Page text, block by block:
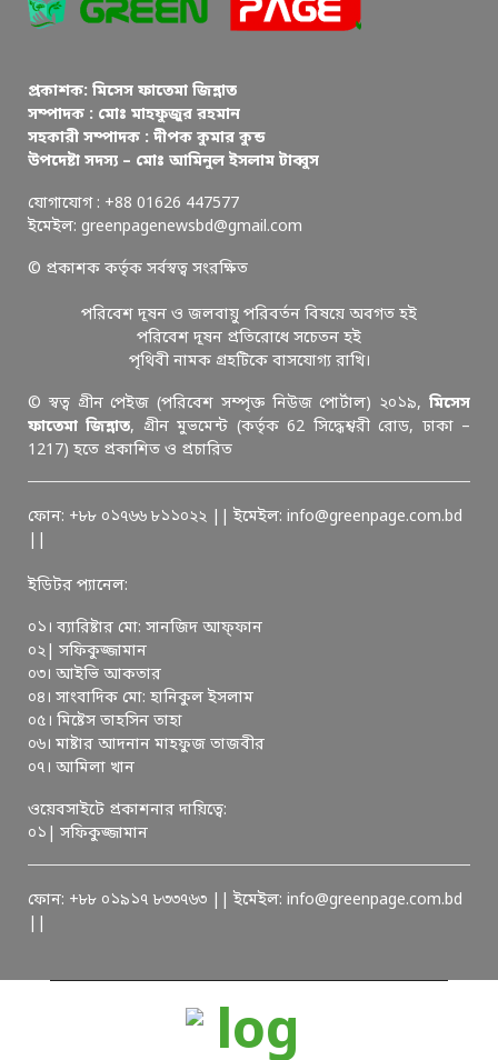
প্রকাশক: মিসেস ফাতেমা জিন্নাত
সম্পাদক : মোঃ মাহফুজুর রহমান
সহকারী সম্পাদক : দীপক কুমার কুন্ড
উপদেষ্টা সদস্য – মোঃ আমিনুল ইসলাম টাব্বুস
যোগাযোগ : +88 01626 447577
ইমেইল: greenpagenewsbd@gmail.com
© প্রকাশক কর্তৃক সর্বস্বত্ব সংরক্ষিত
পরিবেশ দূষন ও জলবায়ু পরিবর্তন বিষয়ে অবগত হই
পরিবেশ দূষন প্রতিরোধে সচেতন হই
পৃথিবী নামক গ্রহটিকে বাসযোগ্য রাখি।
© স্বত্ব গ্রীন পেইজ (পরিবেশ সম্পৃক্ত নিউজ পোর্টাল) ২০১৯, মিসেস
ফাতেমা জিন্নাত, গ্রীন মুভমেন্ট (কর্তৃক 62 সিদ্ধেশ্বরী রোড, ঢাকা –
1217) হতে প্রকাশিত ও প্রচারিত
ফোন: +৮৮ ০১৭৬৬ ৮১১০২২ || ইমেইল: info@greenpage.com.bd
ইডিটর প্যানেল:
০১। ব্যারিষ্টার মো: সানজিদ আফ্ফান
০২| সফিকুজ্জামান
০৩। আইভি আকতার
০৪। সাংবাদিক মো: হানিকুল ইসলাম
০৫। মিষ্টেস তাহসিন তাহা
০৬। মাষ্টার আদনান মাহফুজ তাজবীর
০৭। আমিলা খান
ওয়েবসাইটে প্রকাশনার দায়িত্বে:
০১| সফিকুজ্জামান
ফোন: +৮৮ ০১৯১৭ ৮৩৩৭৬৩ || ইমেইল: info@greenpage.com.bd